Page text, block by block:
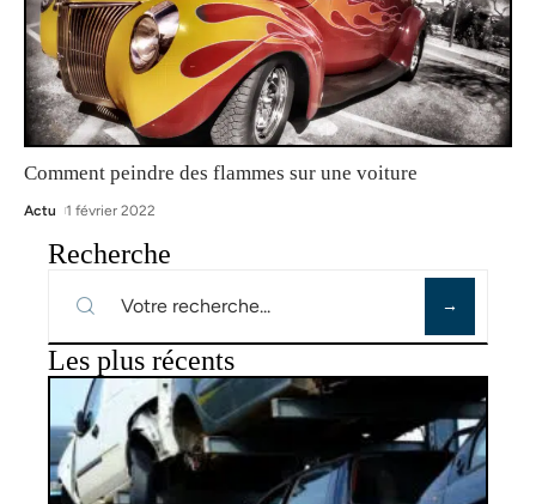
Comment peindre des flammes sur une voiture
Actu 1 février 2022
Recherche
Les plus récents